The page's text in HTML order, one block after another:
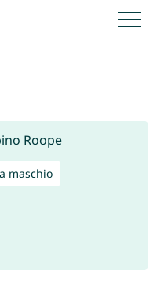
maschio